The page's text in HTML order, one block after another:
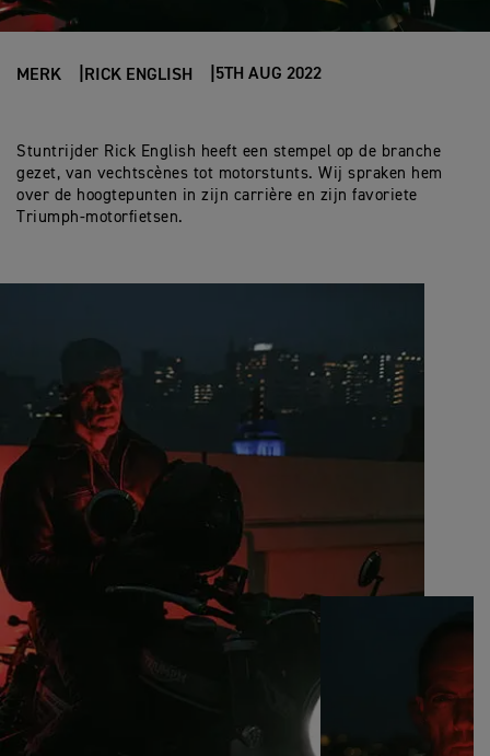
MERK RICK ENGLISH 5TH AUG 2022
Stuntrijder Rick English heeft een stempel op de branche
gezet, van vechtscènes tot motorstunts. Wij spraken hem
over de hoogtepunten in zijn carrière en zijn favoriete
Triumph-motorfietsen.